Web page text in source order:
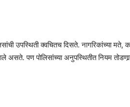
उपस्थिती क्वचितच दिसते. नागरिकांच्या मते,
पण पोलिसांच्या अनुपस्थितीत नियम